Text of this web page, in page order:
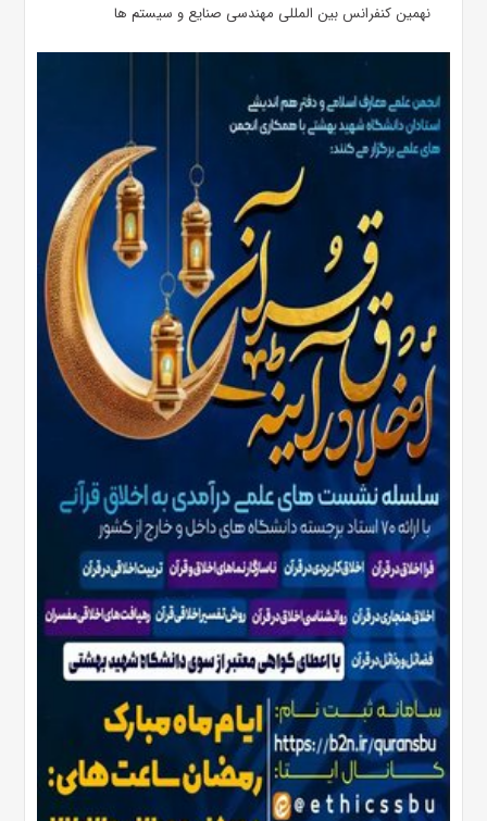
نهمین کنفرانس بین المللی مهندسی صنایع و سیستم­ ها